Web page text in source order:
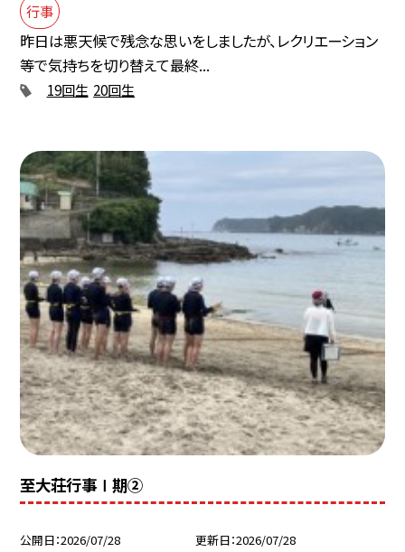
行事
昨日は悪天候で残念な思いをしましたが、レクリエーション
等で気持ちを切り替えて最終...
19回生 20回生
至大荘行事Ⅰ期②
公開日 2026/07/28 更新日 2026/07/28